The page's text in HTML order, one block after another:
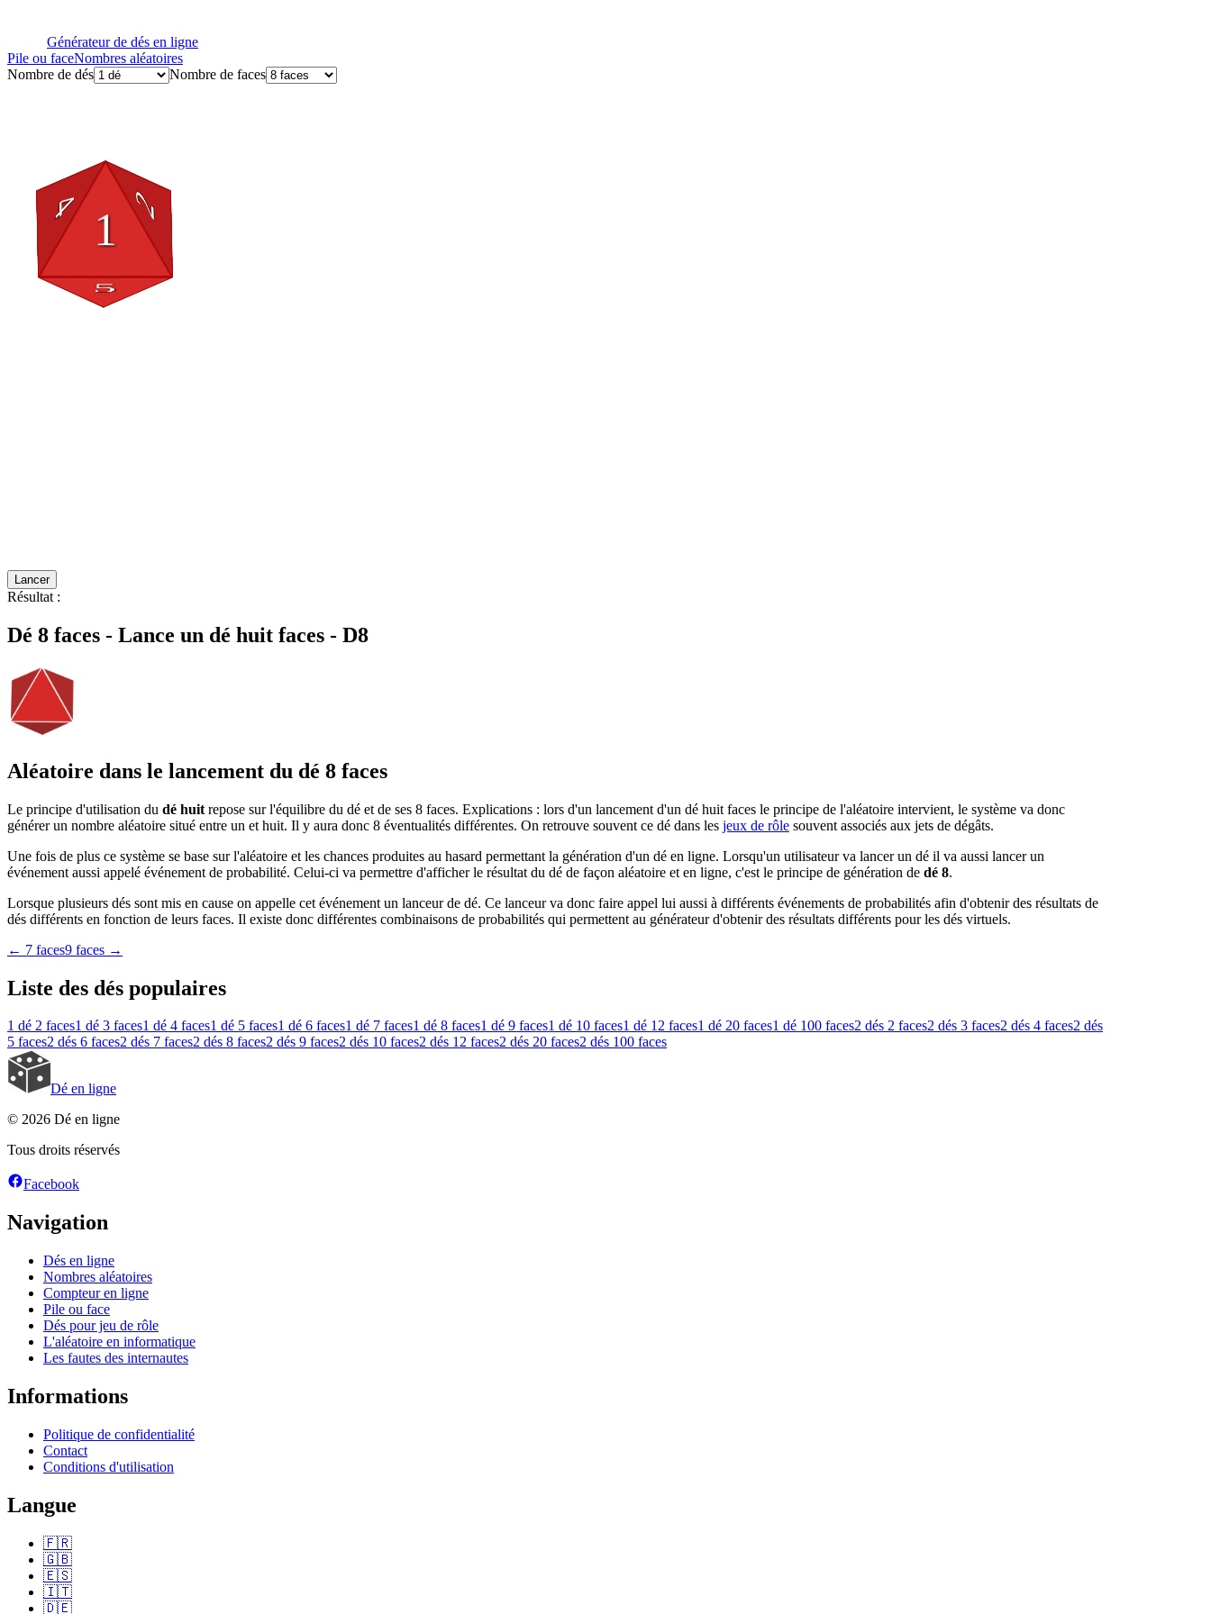
Générateur de dés en ligne
Pile ou faceNombres aléatoires
Nombre de dés
Nombre de faces
Lancer
Résultat :
Dé 8 faces - Lance un dé huit faces - D8
Aléatoire dans le lancement du dé 8 faces
Le principe d'utilisation du dé huit repose sur l'équilibre du dé et de ses 8 faces. Explications : lors d'un lancement d'un dé huit faces le principe de l'aléatoire intervient, le système va donc
générer un nombre aléatoire situé entre un et huit. Il y aura donc 8 éventualités différentes. On retrouve souvent ce dé dans les jeux de rôle souvent associés aux jets de dégâts.
Une fois de plus ce système se base sur l'aléatoire et les chances produites au hasard permettant la génération d'un dé en ligne. Lorsqu'un utilisateur va lancer un dé il va aussi lancer un
événement aussi appelé événement de probabilité. Celui-ci va permettre d'afficher le résultat du dé de façon aléatoire et en ligne, c'est le principe de génération de dé 8.
Lorsque plusieurs dés sont mis en cause on appelle cet événement un lanceur de dé. Ce lanceur va donc faire appel lui aussi à différents événements de probabilités afin d'obtenir des résultats de
dés différents en fonction de leurs faces. Il existe donc différentes combinaisons de probabilités qui permettent au générateur d'obtenir des résultats différents pour les dés virtuels.
← 7 faces9 faces →
Liste des dés populaires
1 dé 2 faces1 dé 3 faces1 dé 4 faces1 dé 5 faces1 dé 6 faces1 dé 7 faces1 dé 8 faces1 dé 9 faces1 dé 10 faces1 dé 12 faces1 dé 20 faces1 dé 100 faces2 dés 2 faces2 dés 3 faces2 dés 4 faces2 dés
5 faces2 dés 6 faces2 dés 7 faces2 dés 8 faces2 dés 9 faces2 dés 10 faces2 dés 12 faces2 dés 20 faces2 dés 100 faces
Dé en ligne
© 2026 Dé en ligne
Tous droits réservés
Facebook
Navigation
Dés en ligne
Nombres aléatoires
Compteur en ligne
Pile ou face
Dés pour jeu de rôle
L'aléatoire en informatique
Les fautes des internautes
Informations
Politique de confidentialité
Contact
Conditions d'utilisation
Langue
🇫🇷
🇬🇧
🇪🇸
🇮🇹
🇩🇪